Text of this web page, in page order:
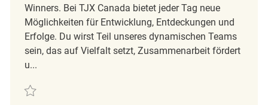
Winners. Bei TJX Canada bietet jeder Tag neue
Möglichkeiten für Entwicklung, Entdeckungen und
Erfolge. Du wirst Teil unseres dynamischen Teams
sein, das auf Vielfalt setzt, Zusammenarbeit fördert
u...
Retten Temp part time Associate REQ137358